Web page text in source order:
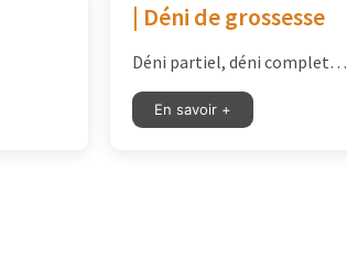
| Déni de grossesse
Déni partiel, déni complet…
En savoir +